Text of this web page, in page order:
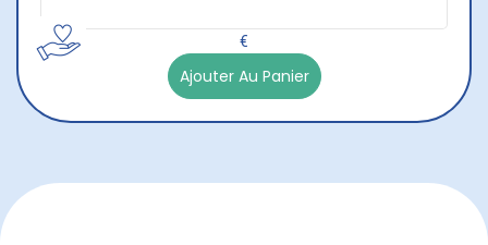
€
Ajouter Au Panier